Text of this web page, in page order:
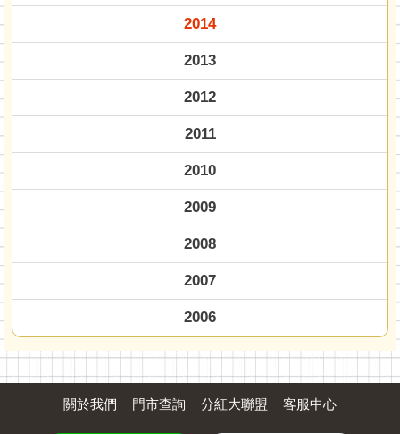
2014
2013
2012
2011
2010
2009
2008
2007
2006
關於我們 門市查詢 分紅大聯盟 客服中心